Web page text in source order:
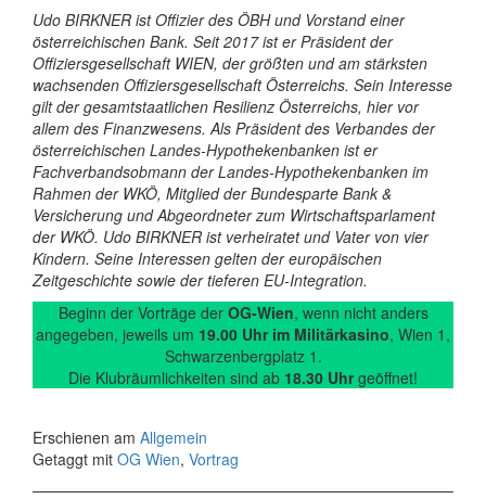
Udo BIRKNER ist Offizier des ÖBH und Vorstand einer
österreichischen Bank. Seit 2017 ist er Präsident der
Offiziersgesellschaft WIEN, der größten und am stärksten
wachsenden Offiziersgesellschaft Österreichs. Sein Interesse
gilt der gesamtstaatlichen Resilienz Österreichs, hier vor
allem des Finanzwesens. Als Präsident des Verbandes der
österreichischen Landes-Hypothekenbanken ist er
Fachverbandsobmann der Landes-Hypothekenbanken im
Rahmen der WKÖ, Mitglied der Bundesparte Bank &
Versicherung und Abgeordneter zum Wirtschaftsparlament
der WKÖ. Udo BIRKNER ist verheiratet und Vater von vier
Kindern. Seine Interessen gelten der europäischen
Zeitgeschichte sowie der tieferen EU-Integration.
Beginn der Vorträge der OG-Wien, wenn nicht anders
angegeben, jeweils um 19.00 Uhr im Militärkasino, Wien 1,
Schwarzenbergplatz 1.
Die Klubräumlichkeiten sind ab 18.30 Uhrgeöffnet!
Erschienen am Allgemein
Getaggt mit OG Wien, Vortrag